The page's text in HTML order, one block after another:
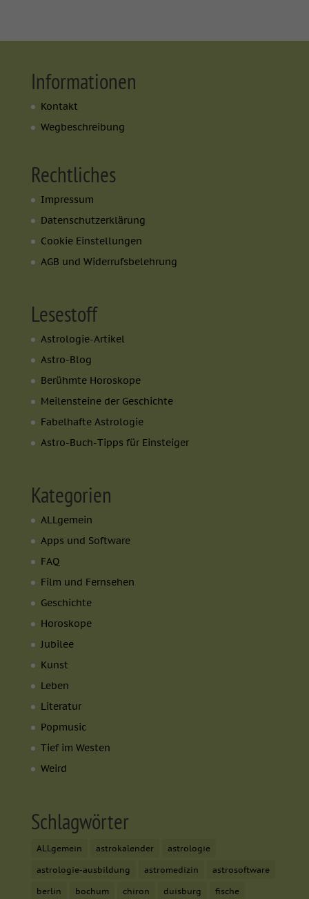
Informationen
Kontakt
Wegbeschreibung
Rechtliches
Impressum
Datenschutzerklärung
Cookie Einstellungen
AGB und Widerrufsbelehrung
Lesestoff
Astrologie-Artikel
Astro-Blog
Berühmte Horoskope
Meilensteine der Geschichte
Fabelhafte Astrologie
Astro-Buch-Tipps für Einsteiger
Kategorien
ALLgemein
Apps und Software
FAQ
Film und Fernsehen
Geschichte
Horoskope
Jubilee
Kunst
Leben
Literatur
Popmusic
Tief im Westen
Weird
Schlagwörter
ALLgemein astrokalender astrologie
astrologie-ausbildung astromedizin astrosoftware
berlin bochum chiron duisburg fische